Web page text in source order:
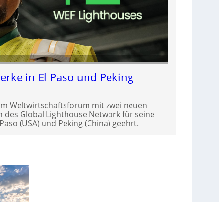
in El Paso und Peking
Weltwirtschaftsforum mit zwei neuen
des Global Lighthouse Network für seine
(USA) und Peking (China) geehrt.